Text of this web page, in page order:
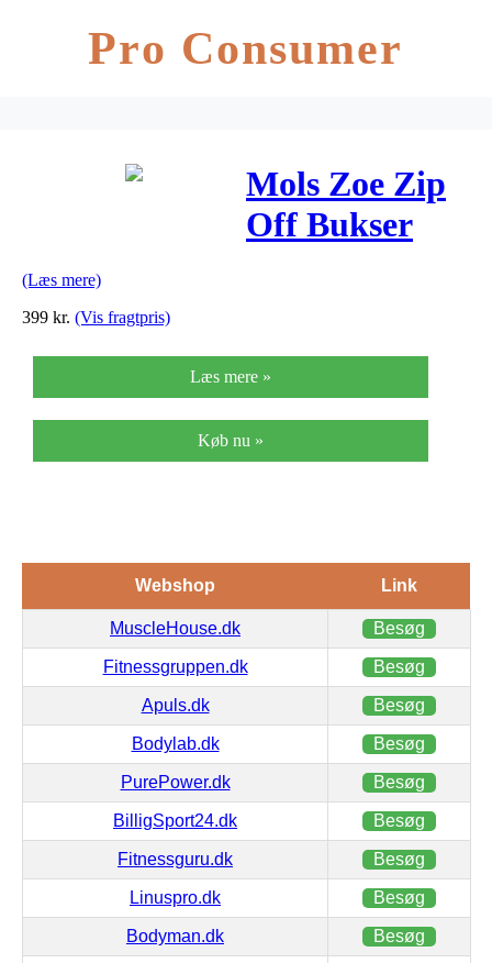
Pro Consumer
Mols Zoe Zip
Off Bukser
(Læs mere)
399 kr. (Vis fragtpris)
Læs mere »
Køb nu »
Webshop Link
MuscleHouse.dk Besøg
Fitnessgruppen.dk Besøg
Apuls.dk Besøg
Bodylab.dk Besøg
PurePower.dk Besøg
BilligSport24.dk Besøg
Fitnessguru.dk Besøg
Linuspro.dk Besøg
Bodyman.dk Besøg